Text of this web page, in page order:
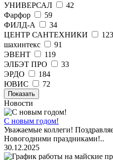
УНИВЕРСАЛ
42
Фарфор
59
ФИЛД-А
34
ЦЕНТР САНТЕХНИКИ
123
шахинтекс
91
ЭВЕНТ
119
ЭЛБЭТ ПРО
33
ЭРДО
184
ЮВИС
72
Показать
Новости
С новым годом!
Уважаемые коллеги!
Новогодними праздниками!..
30.12.2025